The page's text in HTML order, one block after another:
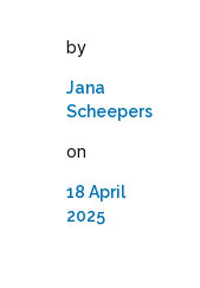
by
Jana
Scheepers
on
18 April
2025